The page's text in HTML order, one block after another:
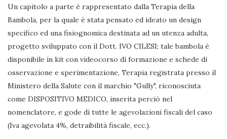
Un capitolo a parte è rappresentato dalla Terapia della
Bambola, per la quale è stata pensato ed ideato un design
specifico ed una fisiognomica destinata ad un utenza adulta,
progetto sviluppato con il Dott. IVO CILESI; tale bambola è
disponibile in kit con videocorso di formazione e schede di
osservazione e sperimentazione, Terapia registrata presso il
Ministero della Salute con il marchio "Gully", riconosciuta
come DISPOSITIVO MEDICO, inserita perciò nel
nomenclatore, e gode di tutte le agevolazioni fiscali del caso
(Iva agevolata 4%, detraibilità fiscale, ecc.).